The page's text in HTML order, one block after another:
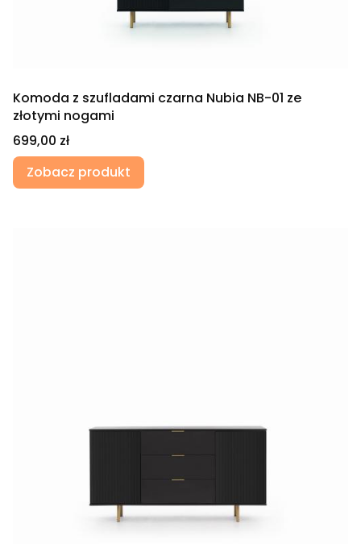
Komoda z szufladami czarna Nubia NB-01 ze
złotymi nogami
Cena
699,00 zł
Zobacz produkt